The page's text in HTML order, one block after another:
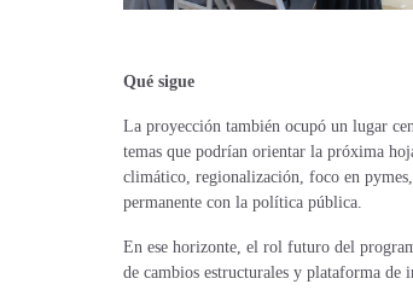
Qué sigue
La proyección también ocupó un lugar
temas que podrían orientar la próxima
climático, regionalización, foco en
permanente con la política pública.
En ese horizonte, el rol futuro del
de cambios estructurales y plataforma de